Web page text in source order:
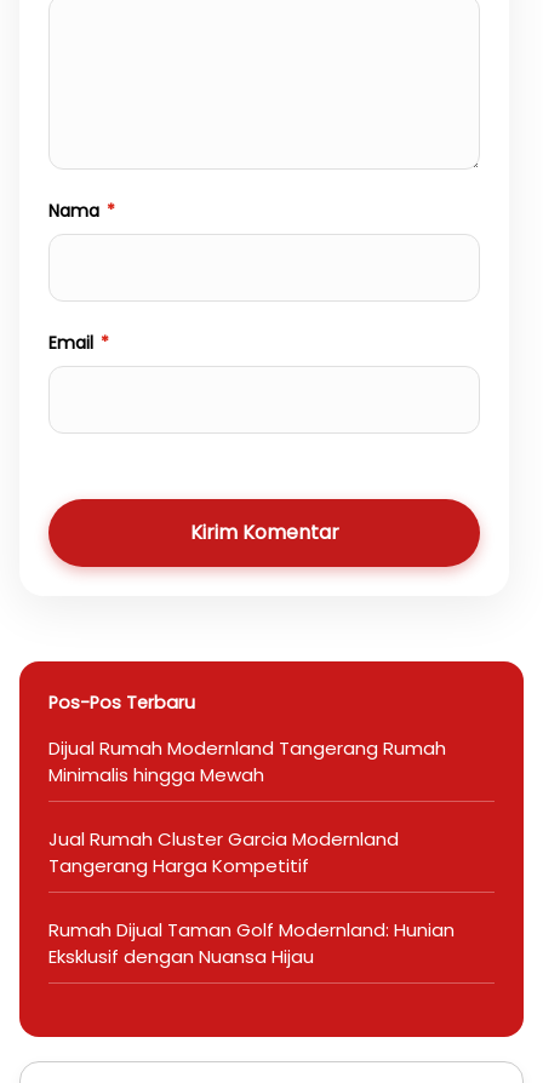
Nama *
Email *
Kirim Komentar
Pos-Pos Terbaru
Dijual Rumah Modernland Tangerang Rumah
Minimalis hingga Mewah
Jual Rumah Cluster Garcia Modernland
Tangerang Harga Kompetitif
Rumah Dijual Taman Golf Modernland: Hunian
Eksklusif dengan Nuansa Hijau